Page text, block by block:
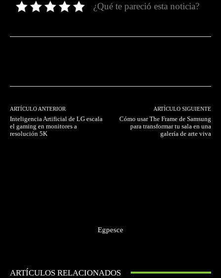
¿Qué te pareció esta noticia?
ARTÍCULO ANTERIOR
Inteligencia Artificial de LG escala
el gaming en monitores a
resolución 5K
ARTÍCULO SIGUIENTE
Cómo usar The Frame de Samsung
para transformar tu sala en una
galería de arte viva
Egpesce
ARTÍCULOS RELACIONADOS